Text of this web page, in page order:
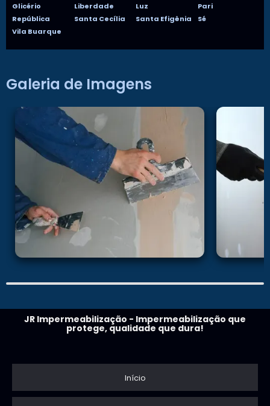
Glicério
Liberdade Luz
Pari
República
Santa Cecília Santa Efigênia
Sé
Vila Buarque
Galeria de Imagens
JR Impermeabilização - Impermeabilização que
protege, qualidade que dura!
Início